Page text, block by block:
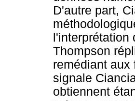
D'autre part,
Thompson
remédiant
signale
obtiennent